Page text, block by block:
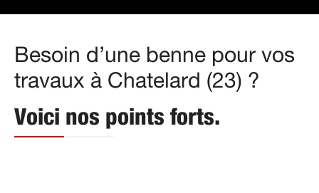
Besoin d’une benne pour vos
travaux à Chatelard (23) ?
Voici nos points forts.